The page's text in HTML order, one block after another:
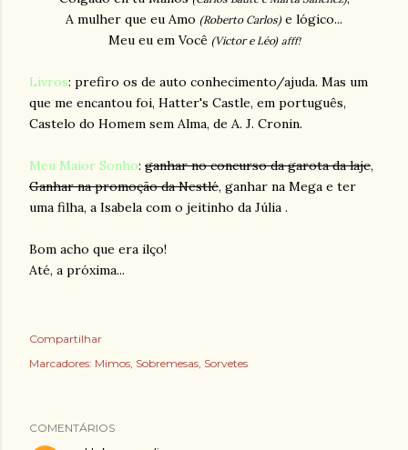
A mulher que eu Amo (Roberto Carlos)e lógico...
Meu eu em Você (Victor e Léo) afff!
Livros: prefiro os de auto conhecimento/ajuda. Mas um
que me encantou foi, Hatter's Castle, em português,
Castelo do Homem sem Alma, de A. J. Cronin.
Meu Maior Sonho: ganhar no concurso da garota da laje,
Ganhar na promoção da Nestlé, ganhar na Mega e ter
uma filha, a Isabela com o jeitinho da Júlia .
Bom acho que era ilço!
Até, a próxima...
Compartilhar
Marcadores: Mimos Sobremesas Sorvetes
COMENTÁRIOS